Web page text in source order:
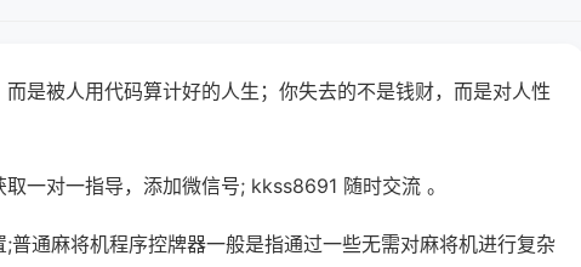
是被人用代码算计好的人生；你失去的不是钱财，而是对人性
一对一指导，添加微信号; kkss8691 随时交流 。
普通麻将机程序控牌器一般是指通过一些无需对麻将机进行复杂